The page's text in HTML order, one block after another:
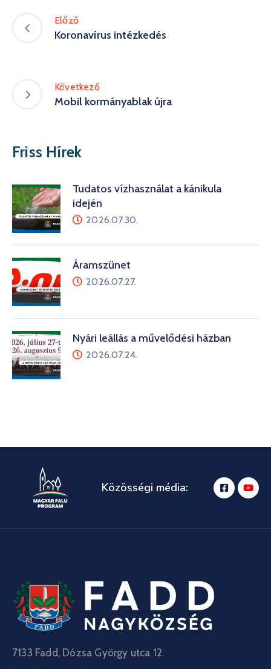
Előző
Koronavírus intézkedés
Következő
Mobil kormányablak újra
Friss Hírek
Tudatos vízhasználat a kánikula
idején
2026.07.30.
Áramszünet
2026.07.27.
Nyári leállás a művelődési házban
2026.07.24.
Közösségi média:
7133 Fadd, Dózsa György utca 12.